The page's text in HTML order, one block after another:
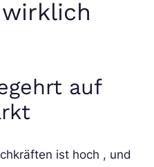
auf
ist hoch , und